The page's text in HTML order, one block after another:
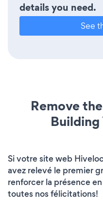
details you need.
See
Remove
Building
Si votre site web
avez relevé le premier
renforcer la présence
toutes nos félicitations!